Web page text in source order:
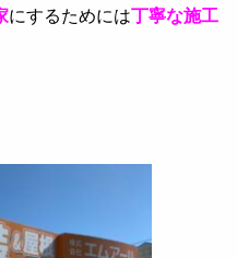
にするためには丁寧な施工